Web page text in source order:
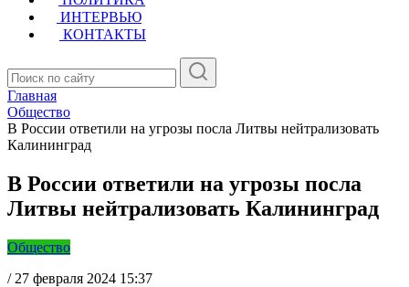
ИНТЕРВЬЮ
КОНТАКТЫ
Главная
Общество
В России ответили на угрозы посла Литвы нейтрализовать
Калининград
В России ответили на угрозы посла
Литвы нейтрализовать Калининград
Общество
/ 27 февраля 2024 15:37